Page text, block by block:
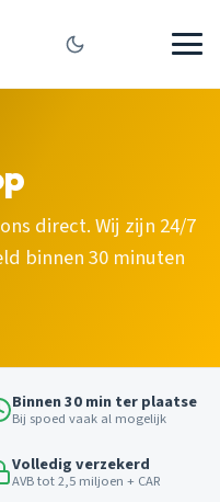
direct. Wij zijn 24/7
binnen 30 minuten
Binnen 30 min ter plaatse
Bij spoed vaak al mogelijk
Volledig verzekerd
AVB tot 2,5 miljoen + CAR